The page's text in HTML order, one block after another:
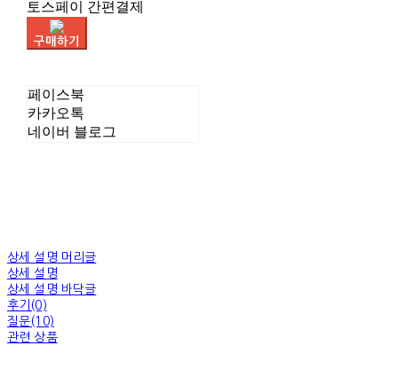
토스페이 간편결제
구매하기
페이스북
카카오톡
네이버 블로그
상세 설명 머리글
상세 설명
상세 설명 바닥글
후기(0)
질문(10)
관련 상품